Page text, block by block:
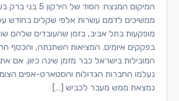
המיקום המנצח: הסוד
ממשיכים לדמם עשרות אלפי שקלים בחודש על
מופקעות בתל אביב, בזמן שהעובדים שלהם
בפקקים איומים. המציאות השתנתה, והכסף
המובילות בישראל כבר מזמן שינה כיוון. אם
נעלמו החברות הגדולות והסטארט-אפים
נמצאת ממש מעבר לכביש […]